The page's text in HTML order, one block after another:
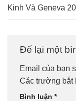
Kinh Và Geneva
Để lại một
Email của bạn
Các trường bắt
Bình luận *